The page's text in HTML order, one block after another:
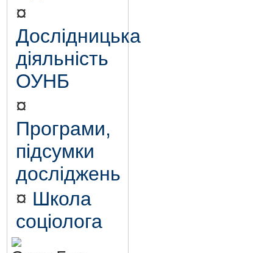
¤
Дослідницька
діяльність
ОУНБ
¤
Програми,
підсумки
досліджень
¤ Школа
соціолога